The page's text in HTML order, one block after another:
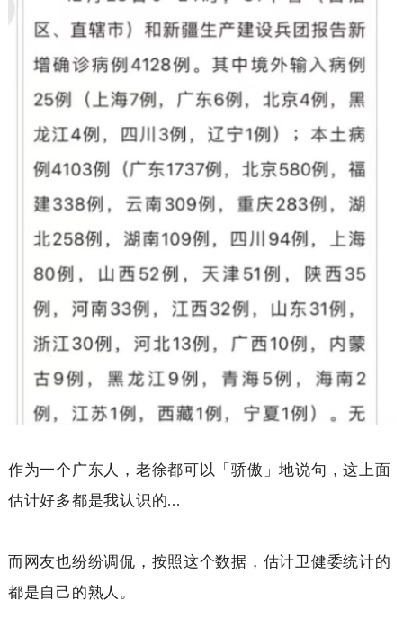
作为一个广东人，老徐都可以「骄傲」地说句，这上面
估计好多都是我认识的...
而网友也纷纷调侃，按照这个数据，估计卫健委统计的
都是自己的熟人。